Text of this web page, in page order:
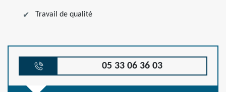
Travail de qualité
05 33 06 36 03